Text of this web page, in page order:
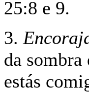
25:8 e 9.
3.
da
estás